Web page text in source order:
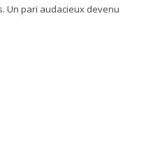
Un pari audacieux devenu